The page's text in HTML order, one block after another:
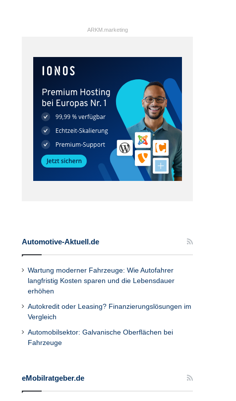
ARKM.marketing
Automotive-Aktuell.de
Wartung moderner Fahrzeuge: Wie Autofahrer
langfristig Kosten sparen und die Lebensdauer
erhöhen
Autokredit oder Leasing? Finanzierungslösungen im
Vergleich
Automobilsektor: Galvanische Oberflächen bei
Fahrzeuge
eMobilratgeber.de